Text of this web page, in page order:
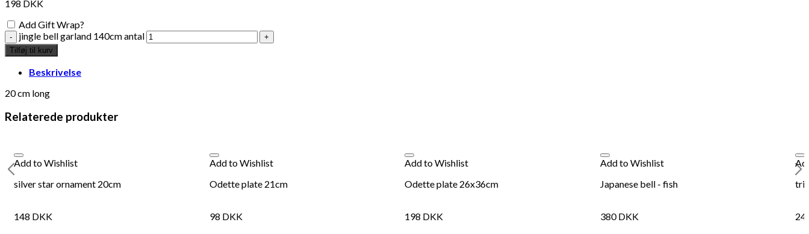
198 DKK
Add Gift Wrap?
jingle bell garland 140cm antal
Tilføj til kurv
Beskrivelse
20 cm long
Relaterede produkter
Add to Wishlist
silver star ornament 20cm
148 DKK
Add to Wishlist
Odette plate 21cm
98 DKK
Add to Wishlist
Odette plate 26x36cm
198 DKK
Add to Wishlist
Japanese bell - fish
380DKK